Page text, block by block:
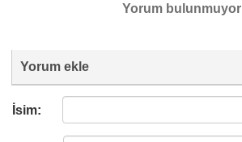
Yorum bulunmuyor
Yorum ekle
İsim: